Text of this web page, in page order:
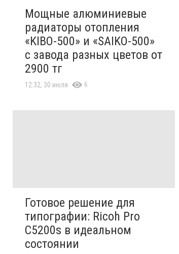
Мощные алюминиевые
радиаторы отопления
«KIBO-500» и «SAIKO-500»
с завода разных цветов от
2900 тг
12:32, 30 июля 6
Готовое решение для
типографии: Ricoh Pro
C5200s в идеальном
состоянии